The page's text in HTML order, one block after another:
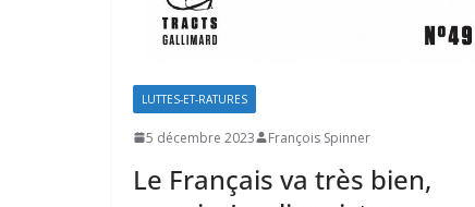
LUTTES-ET-RATURES
5 décembre 2023 François Spinner
Le Français va très bien,